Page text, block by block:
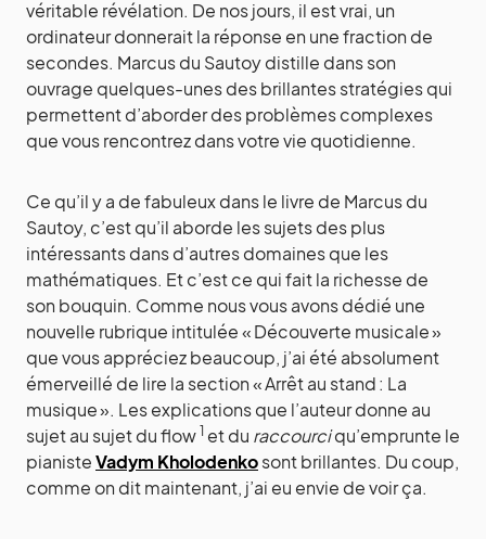
véritable révélation. De nos jours, il est vrai, un
ordinateur donnerait la réponse en une fraction de
secondes. Marcus du Sautoy distille dans son
ouvrage quelques-unes des brillantes stratégies qui
permettent d’aborder des problèmes complexes
que vous rencontrez dans votre vie quotidienne.
Ce qu’il y a de fabuleux dans le livre de Marcus du
Sautoy, c’est qu’il aborde les sujets des plus
intéressants dans d’autres domaines que les
mathématiques. Et c’est ce qui fait la richesse de
son bouquin. Comme nous vous avons dédié une
nouvelle rubrique intitulée « Découverte musicale »
que vous appréciez beaucoup, j’ai été absolument
émerveillé de lire la section « Arrêt au stand : La
musique ». Les explications que l’auteur donne au
sujet au sujet du flow 1 et du raccourciqu’emprunte le
pianisteVadym Kholodenkosont brillantes. Du coup,
comme on dit maintenant, j’ai eu envie de voir ça.